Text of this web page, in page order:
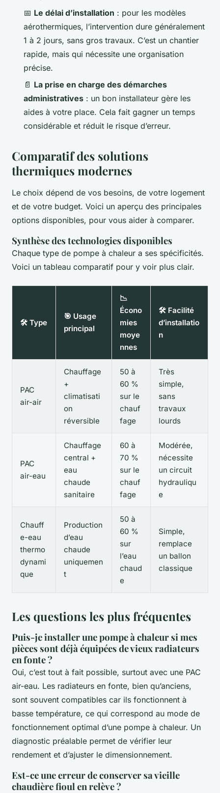
📅 Le délai d’installation : pour les modèles
aérothermiques, l’intervention dure généralement
1 à 2 jours, sans gros travaux. C’est un chantier
rapide, mais qui nécessite une organisation
précise.
📄 La prise en charge des démarches
administratives : un bon installateur gère les
aides à votre place. Cela fait gagner un temps
considérable et réduit le risque d’erreur.
Comparatif des solutions
thermiques modernes
Le choix dépend de vos besoins, de votre logement
et de votre budget. Voici un aperçu des principales
options disponibles, pour vous aider à comparer.
Synthèse des technologies disponibles
Chaque type de pompe à chaleur a ses spécificités.
Voici un tableau comparatif pour y voir plus clair.
🛠️ Type
🎯 Usage
principal
📉
Écono
mies
moye
nnes
🛠️ Facilité
d’installatio
n
PAC
air-air
Chauffage
+
climatisati
on
réversible
50 à
60 %
sur le
chauf
fage
Très
simple,
sans
travaux
lourds
PAC
air-eau
Chauffage
central +
eau
chaude
sanitaire
60 à
70 %
sur le
chauf
fage
Modérée,
nécessite
un circuit
hydrauliqu
e
Chauff
e-eau
thermo
dynami
que
Production
d’eau
chaude
uniquemen
t
50 à
60 %
sur
l’eau
chaud
e
Simple,
remplace
un ballon
classique
Les questions les plus fréquentes
Puis-je installer une pompe à chaleur si mes
pièces sont déjà équipées de vieux radiateurs
en fonte ?
Oui, c’est tout à fait possible, surtout avec une PAC
air-eau. Les radiateurs en fonte, bien qu’anciens,
sont souvent compatibles car ils fonctionnent à
basse température, ce qui correspond au mode de
fonctionnement optimal d’une pompe à chaleur. Un
diagnostic préalable permet de vérifier leur
rendement et d’ajuster le dimensionnement.
Est-ce une erreur de conserver sa vieille
chaudière fioul en relève ?